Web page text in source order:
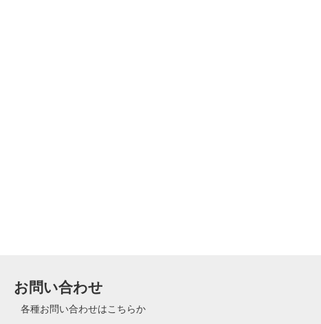
お問い合わせ
各種お問い合わせはこちらか